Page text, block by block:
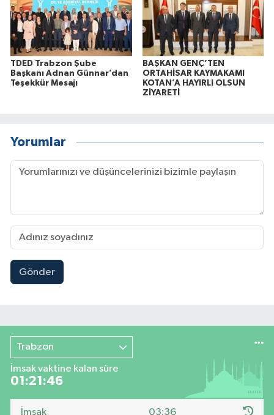
TDED Trabzon Şube
Başkanı Adnan Günnar’dan
Teşekkür Mesajı
BAŞKAN GENÇ’TEN
ORTAHİSAR KAYMAKAMI
KOTAN’A HAYIRLI OLSUN
ZİYARETİ
Yorumlar
Gönder
Trabzon
İmsak vaktine kalan süre
01:21:45
İmsak 03:36